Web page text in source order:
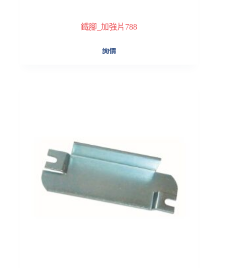
鐵腳_加強片788
詢價